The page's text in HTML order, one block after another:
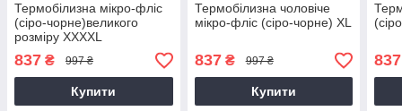
Термобілизна мікро-фліс
(сіро-чорне)великого
розміру XXXХL
837 ₴ 997 ₴
Купити
Термобілизна чоловіче
мікро-фліс (сіро-чорне) XL
837₴ 997 ₴
Купити
837